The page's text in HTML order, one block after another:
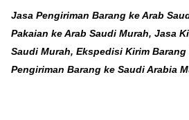
Jasa Pengiriman Barang ke Arab
Pakaian ke Arab Saudi Murah, Jasa
Saudi Murah, Ekspedisi Kirim Barang
Pengiriman Barang ke Saudi Arabia